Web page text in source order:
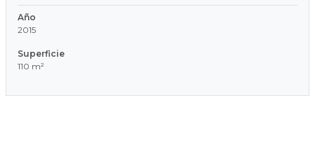
Año
2015
Superficie
110 m²